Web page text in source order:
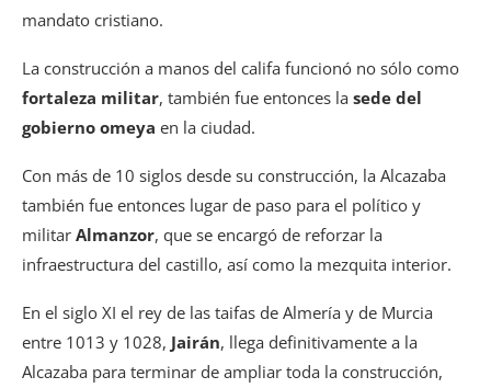
mandato cristiano.
La construcción a manos del califa funcionó no sólo como
fortaleza militar, también fue entonces la sede del
gobierno omeya en la ciudad.
Con más de 10 siglos desde su construcción, la Alcazaba
también fue entonces lugar de paso para el político y
militar Almanzor, que se encargó de reforzar la
infraestructura del castillo, así como la mezquita interior.
En el siglo XI el rey de las taifas de Almería y de Murcia
entre 1013 y 1028, Jairán, llega definitivamente a la
Alcazaba para terminar de ampliar toda la construcción,